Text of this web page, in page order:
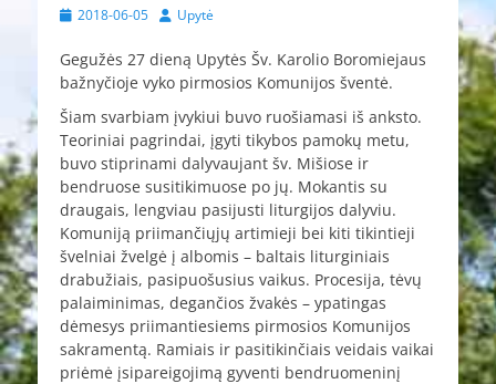
Paskelbta
2018-06-05 Autorius
Upytė
Gegužės 27 dieną Upytės Šv. Karolio Boromiejaus
bažnyčioje vyko pirmosios Komunijos šventė.
Šiam svarbiam įvykiui buvo ruošiamasi iš anksto.
Teoriniai pagrindai, įgyti tikybos pamokų metu,
buvo stiprinami dalyvaujant šv. Mišiose ir
bendruose susitikimuose po jų. Mokantis su
draugais, lengviau pasijusti liturgijos dalyviu.
Komuniją priimančiųjų artimieji bei kiti tikintieji
švelniai žvelgė į albomis – baltais liturginiais
drabužiais, pasipuošusius vaikus. Procesija, tėvų
palaiminimas, degančios žvakės – ypatingas
dėmesys priimantiesiems pirmosios Komunijos
sakramentą. Ramiais ir pasitikinčiais veidais vaikai
priėmė įsipareigojimą gyventi bendruomeninį